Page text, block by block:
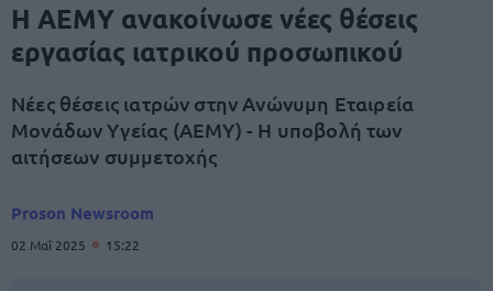
Η ΑΕΜΥ ανακοίνωσε νέες θέσεις
εργασίας ιατρικού προσωπικού
Νέες θέσεις ιατρών στην Ανώνυμη Εταιρεία
Μονάδων Υγείας (ΑΕΜΥ) - Η υποβολή των
αιτήσεων συμμετοχής
Proson Newsroom
02 Μαΐ 2025 15:22